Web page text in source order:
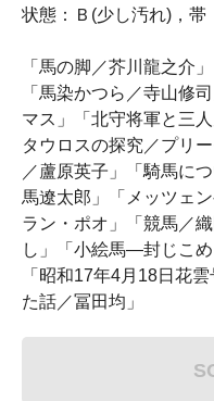
状態：Ｂ(少し汚れ)，帯
「馬の脚／芥川龍之介
「馬染かつら／寺山修
マス」「北守将軍と三
タウロスの探究／プリ
／蘆原英子」「騎馬に
馬遼太郎」「メッツェ
ラン・ポオ」「競馬／
し」「小絵馬―封じこめ
「昭和17年4月18日花
た話／冨田均」